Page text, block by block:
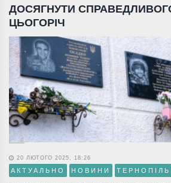
ДОСЯГНУТИ
ЦЬОГОРІЧ
20 ЛЮТОГО 2025, 18:26
АКТУАЛЬНО НОВИНИ ТЕРНОПІЛЬ